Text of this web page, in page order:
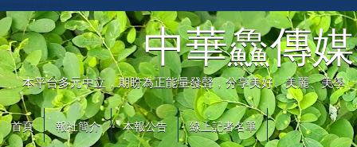
中華鱻傳媒
本平台多元中立，期盼為正能量發聲，分享美好、美麗、美學
首頁 報社簡介 本報公告 線上記者名單